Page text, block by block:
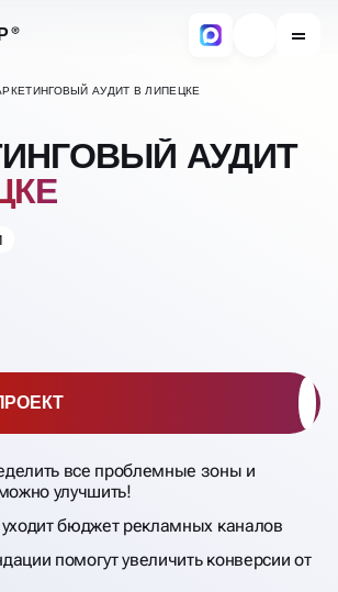
АУДИТ В ЛИПЕЦКЕ
АУДИТ
все проблемные зоны и
улучшить!
бюджет рекламных каналов
помогут увеличить конверсии от